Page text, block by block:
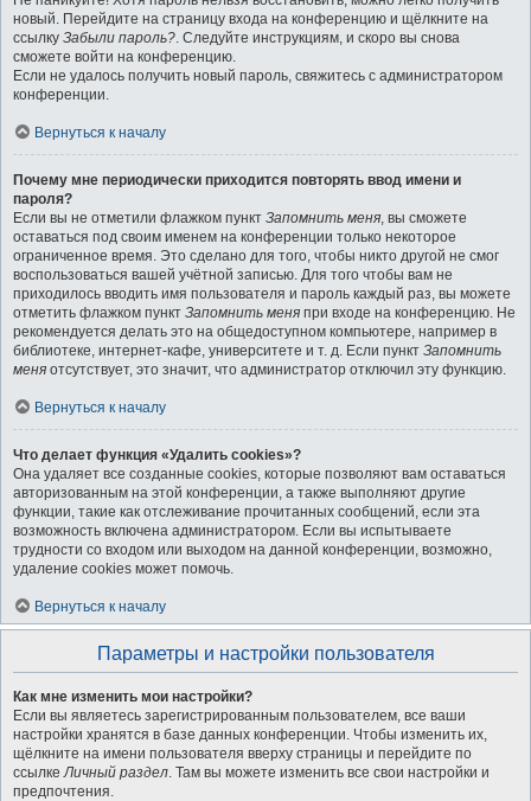
новый. Перейдите на страницу входа на конференцию и щёлкните на
ссылку Забыли пароль?. Следуйте инструкциям, и скоро вы снова
сможете войти на конференцию.
Если не удалось получить новый пароль, свяжитесь с администратором
конференции.
Вернуться к началу
Почему мне периодически приходится повторять ввод имени и
пароля?
Если вы не отметили флажком пункт Запомнить меня, вы сможете
оставаться под своим именем на конференции только некоторое
ограниченное время. Это сделано для того, чтобы никто другой не смог
воспользоваться вашей учётной записью. Для того чтобы вам не
приходилось вводить имя пользователя и пароль каждый раз, вы можете
отметить флажком пункт Запомнить меня при входе на конференцию. Не
рекомендуется делать это на общедоступном компьютере, например в
библиотеке, интернет-кафе, университете и т. д. Если пункт Запомнить
меня отсутствует, это значит, что администратор отключил эту функцию.
Вернуться к началу
Что делает функция «Удалить cookies»?
Она удаляет все созданные cookies, которые позволяют вам оставаться
авторизованным на этой конференции, а также выполняют другие
функции, такие как отслеживание прочитанных сообщений, если эта
возможность включена администратором. Если вы испытываете
трудности со входом или выходом на данной конференции, возможно,
удаление cookies может помочь.
Вернуться к началу
Параметры и настройки пользователя
Как мне изменить мои настройки?
Если вы являетесь зарегистрированным пользователем, все ваши
настройки хранятся в базе данных конференции. Чтобы изменить их,
щёлкните на имени пользователя вверху страницы и перейдите по
ссылкеЛичный раздел. Там вы можете изменить все свои настройки и
предпочтения.